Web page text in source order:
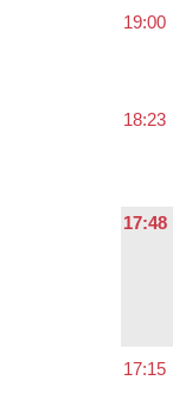
19:00
18:23
17:48
17:15